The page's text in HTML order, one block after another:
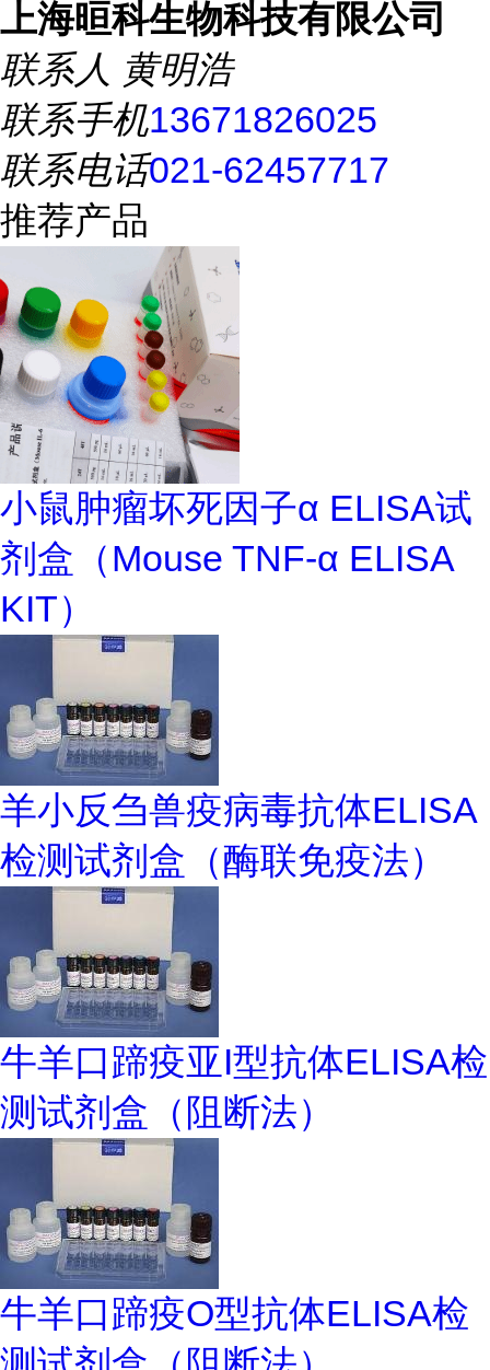
上海晅科生物科技有限公司
联系人 黄明浩
联系手机13671826025
联系电话021-62457717
推荐产品
小鼠肿瘤坏死因子α ELISA试
剂盒（Mouse TNF-α ELISA
KIT）
羊小反刍兽疫病毒抗体ELISA
检测试剂盒（酶联免疫法）
牛羊口蹄疫亚I型抗体ELISA检
测试剂盒（阻断法）
牛羊口蹄疫O型抗体ELISA检